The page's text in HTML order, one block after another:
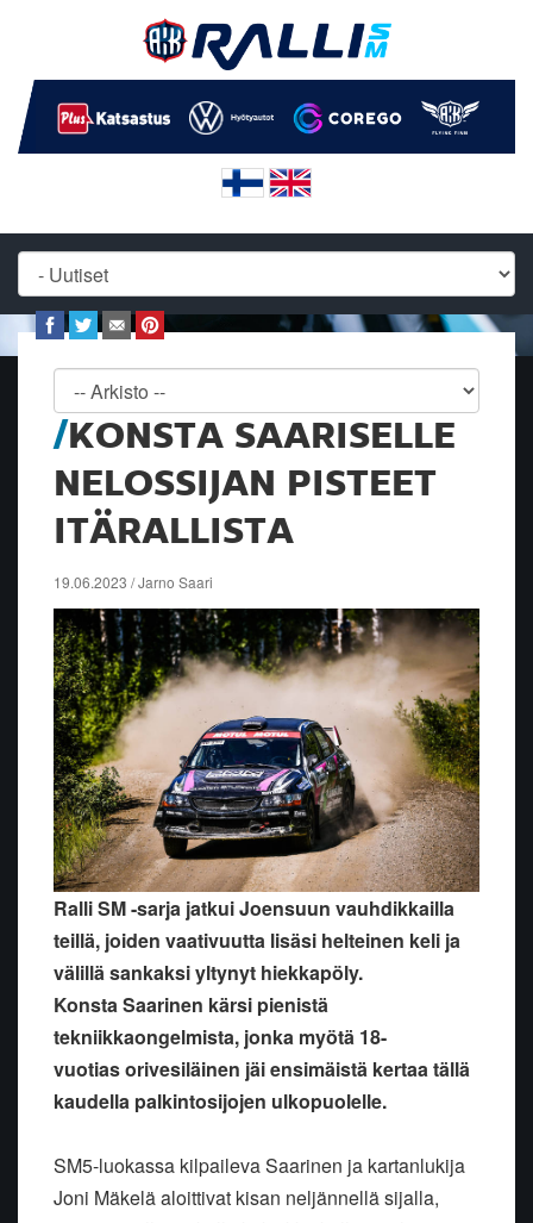
KONSTA SAARISELLE
NELOSSIJAN PISTEET
ITÄRALLISTA
19.06.2023 / Jarno Saari
Ralli SM -sarja jatkui Joensuun vauhdikkailla
teillä, joiden vaativuutta lisäsi helteinen keli ja
välillä sankaksi yltynyt hiekkapöly.
Konsta Saarinen kärsi pienistä
tekniikkaongelmista, jonka myötä 18-
vuotias orivesiläinen jäi ensimäistä kertaa tällä
kaudella palkintosijojen ulkopuolelle.
SM5-luokassa kilpaileva Saarinen ja kartanlukija
Joni Mäkelä aloittivat kisan neljännellä sijalla,